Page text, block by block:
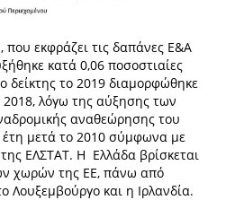
εκφράζει τις δαπάνες Ε&Α
κατά 0,06 ποσοστιαίες
δείκτης το 2019 διαμορφώθηκε
2018, λόγω της αύξησης των
αναθεώρησης του
μετά το 2010 σύμφωνα με
ΕΛΣΤΑΤ. Η Ελλάδα βρίσκεται
χωρών της ΕΕ, πάνω από
Λουξεμβούργο και η Ιρλανδία.